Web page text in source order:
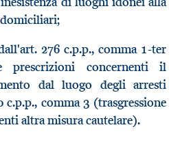
276 c.p.p., comma 1-ter
prescrizioni concernenti il
dal luogo degli arresti
comma 3 (trasgressione
altra misura cautelare).